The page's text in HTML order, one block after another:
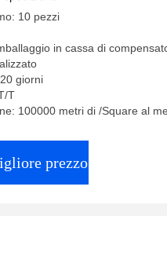
10 pezzi
in cassa di
giorni
T
100000 metri di /Square al
prezzo